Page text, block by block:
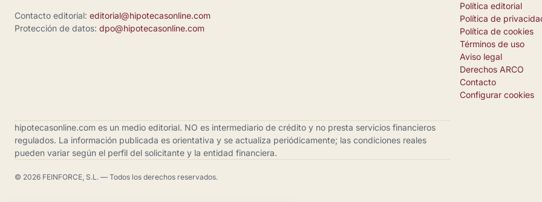
Contacto editorial: editorial@hipotecasonline.com
Protección de datos: dpo@hipotecasonline.com
Política editorial
Política de
Política de cookies
Términos de uso
Aviso legal
Derechos ARCO
Contacto
Configurar cookies
hipotecasonline.com es un medio editorial. NO es intermediario de crédito y no presta servicios financieros
regulados. La información publicada es orientativa y se actualiza periódicamente; las condiciones reales
pueden variar según el perfil del solicitante y la entidad financiera.
© 2026 FEINFORCE, S.L. — Todos los derechos reservados.